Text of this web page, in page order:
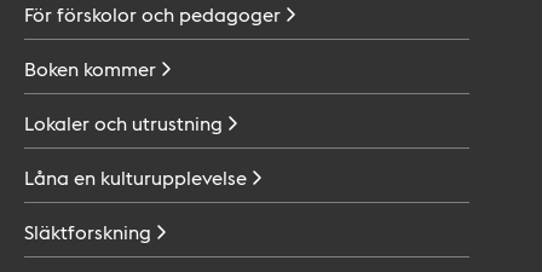
För förskolor och pedagoger
Boken kommer
Lokaler och utrustning
Låna en kulturupplevelse
Släktforskning